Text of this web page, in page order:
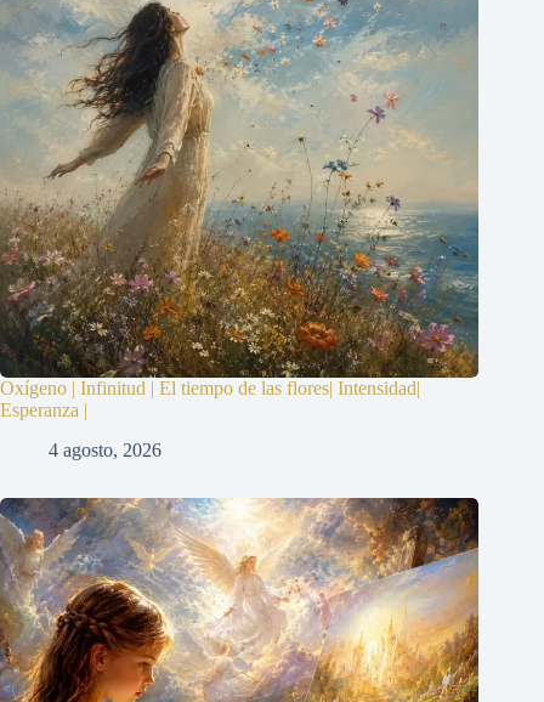
Oxígeno | Infinitud | El tiempo de las flores| Intensidad|
Esperanza |
4 agosto, 2026